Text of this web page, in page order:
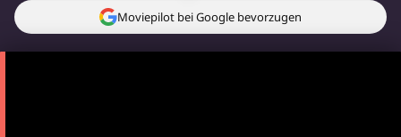
Moviepilot bei Google bevorzugen